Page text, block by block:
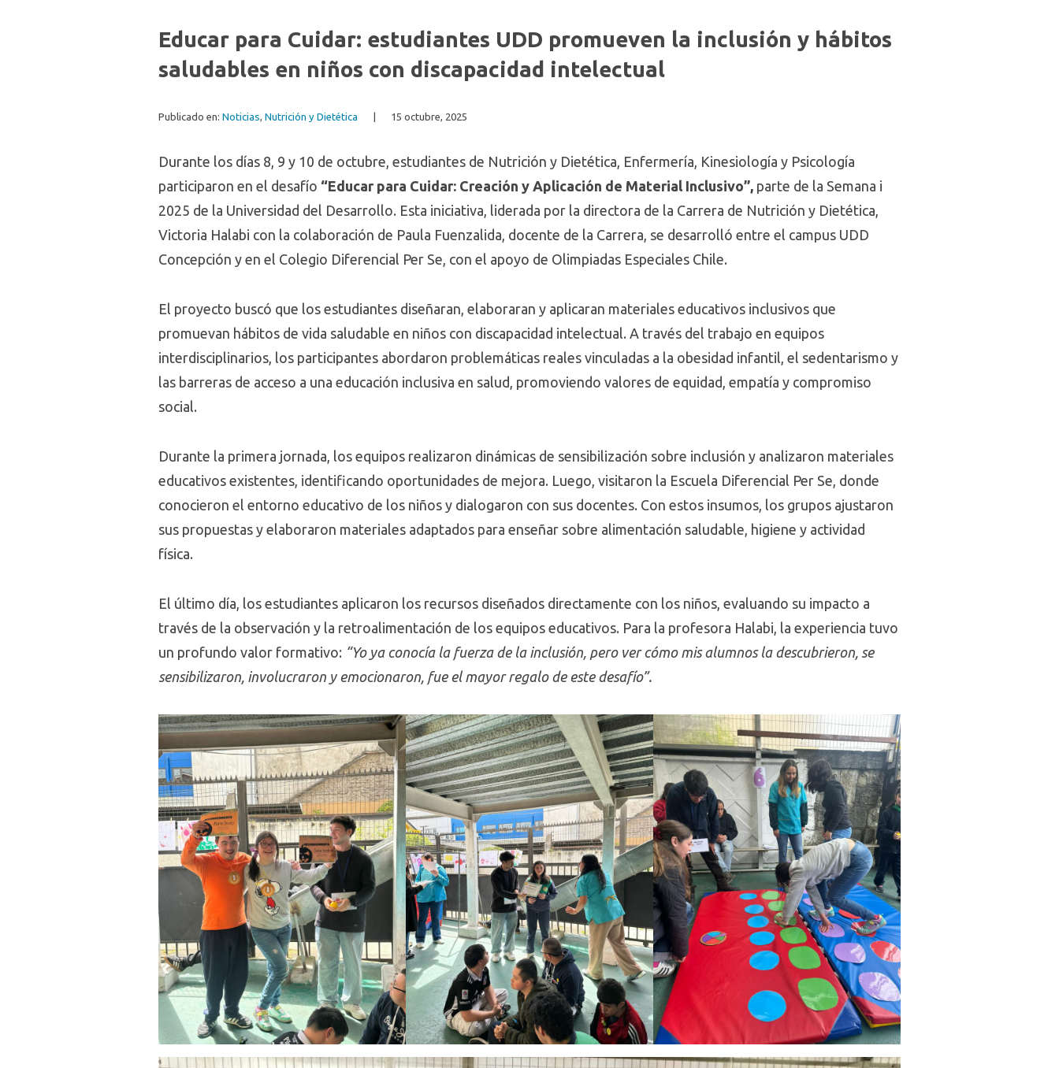
Educar para Cuidar: estudiantes UDD promueven la inclusión y hábitos
saludables en niños con discapacidad intelectual
Publicado en: Noticias, Nutrición y Dietética 15 octubre, 2025
Durante los días 8, 9 y 10 de octubre, estudiantes de Nutrición y Dietética, Enfermería, Kinesiología y Psicología
participaron en el desafío “Educar para Cuidar: Creación y Aplicación de Material Inclusivo”, parte de la Semana i
2025 de la Universidad del Desarrollo. Esta iniciativa, liderada por la directora de la Carrera de Nutrición y Dietética,
Victoria Halabi con la colaboración de Paula Fuenzalida, docente de la Carrera, se desarrolló entre el campus UDD
Concepción y en el Colegio Diferencial Per Se, con el apoyo de Olimpiadas Especiales Chile.
El proyecto buscó que los estudiantes diseñaran, elaboraran y aplicaran materiales educativos inclusivos que
promuevan hábitos de vida saludable en niños con discapacidad intelectual. A través del trabajo en equipos
interdisciplinarios, los participantes abordaron problemáticas reales vinculadas a la obesidad infantil, el sedentarismo y
las barreras de acceso a una educación inclusiva en salud, promoviendo valores de equidad, empatía y compromiso
social.
Durante la primera jornada, los equipos realizaron dinámicas de sensibilización sobre inclusión y analizaron materiales
educativos existentes, identificando oportunidades de mejora. Luego, visitaron la Escuela Diferencial Per Se, donde
conocieron el entorno educativo de los niños y dialogaron con sus docentes. Con estos insumos, los grupos ajustaron
sus propuestas y elaboraron materiales adaptados para enseñar sobre alimentación saludable, higiene y actividad
física.
El último día, los estudiantes aplicaron los recursos diseñados directamente con los niños, evaluando su impacto a
través de la observación y la retroalimentación de los equipos educativos. Para la profesora Halabi, la experiencia tuvo
un profundo valor formativo: “Yo ya conocía la fuerza de la inclusión, pero ver cómo mis alumnos la descubrieron, se
sensibilizaron, involucraron y emocionaron, fue el mayor regalo de este desafío”.